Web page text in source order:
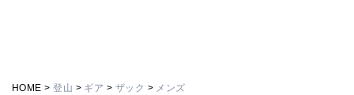
HOME 登山 ギア ザック
メンズ